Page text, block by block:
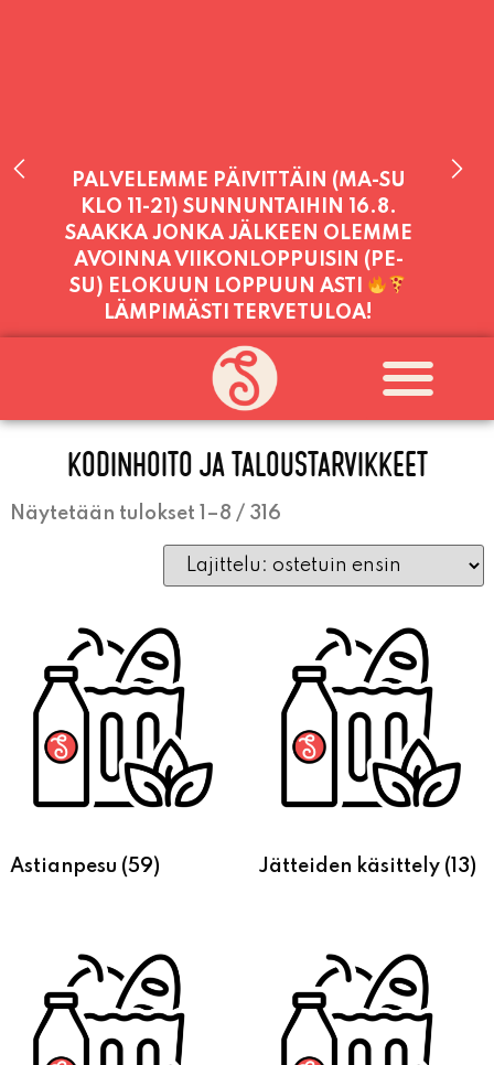
PALVELEMME PÄIVITTÄIN (MA-SU
KLO 11-21) SUNNUNTAIHIN 16.8.
SAAKKA JONKA JÄLKEEN OLEMME
AVOINNA VIIKONLOPPUISIN (PE-
SU) ELOKUUN LOPPUUN ASTI
LÄMPIMÄSTI TERVETULOA!
PALVELEMME TÄNÄÄN:
TORSTAI11:00 - 21:00
KODINHOITO JA TALOUSTARVIKKEET
Näytetään tulokset 1–8 / 316
Astianpesu (59) Jätteiden käsittely (13)